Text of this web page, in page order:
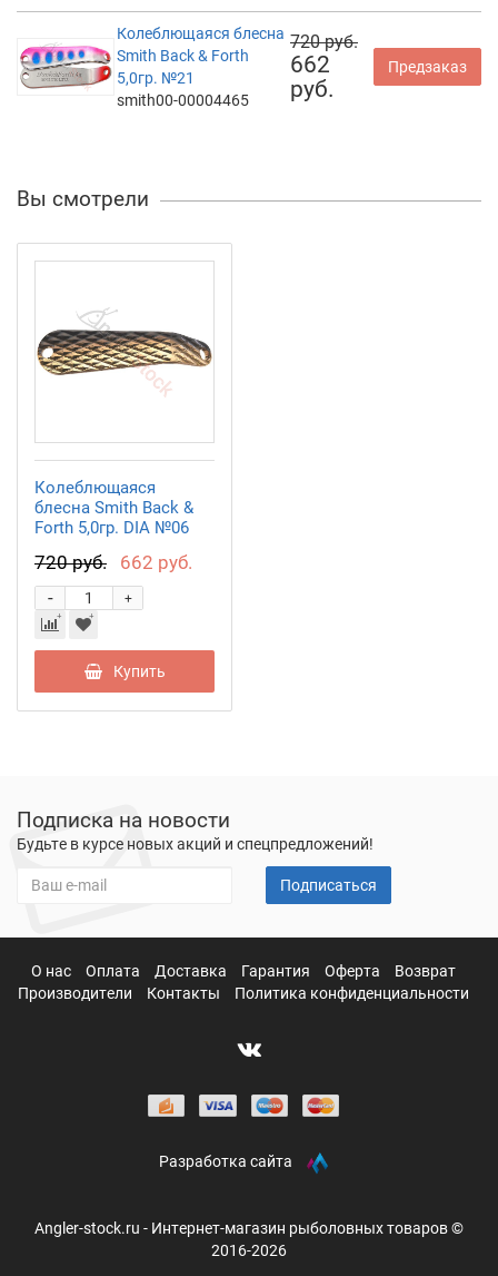
Колеблющаяся блесна
Smith Back & Forth
5,0гр. №21
smith00-00004465
720 руб.
662
руб.
Предзаказ
Вы смотрели
Колеблющаяся
блесна Smith Back &
Forth 5,0гр. DIA №06
720 руб. 662 руб.
+
-
Купить
Подписка на новости
Будьте в курсе новых акций и спецпредложений!
Подписаться
О нас Оплата Доставка Гарантия Оферта
Возврат
Производители
Контакты Политика конфиденциальности
Разработка сайта
Angler-stock.ru - Интернет-магазин рыболовных товаров ©
2016-2026